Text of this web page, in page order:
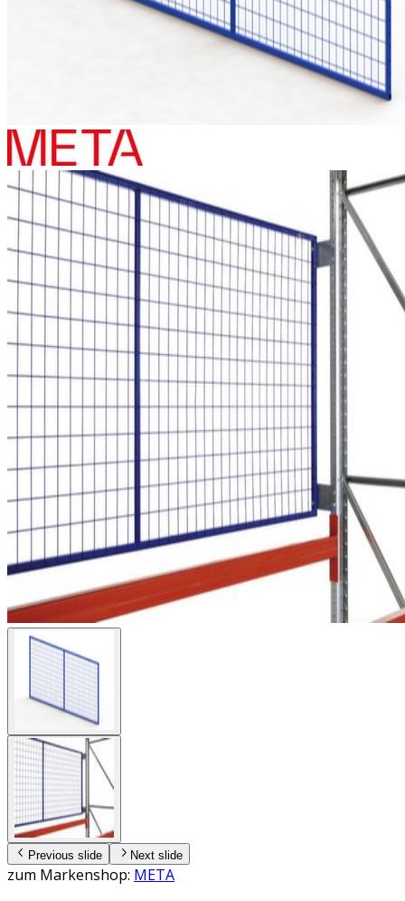
Previous slide Next slide
zum Markenshop: META